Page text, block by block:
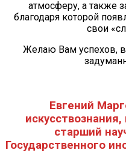
атмосферу, а также
благодаря которой
свои
Желаю Вам успехов,
Евгений
старший
Государственного